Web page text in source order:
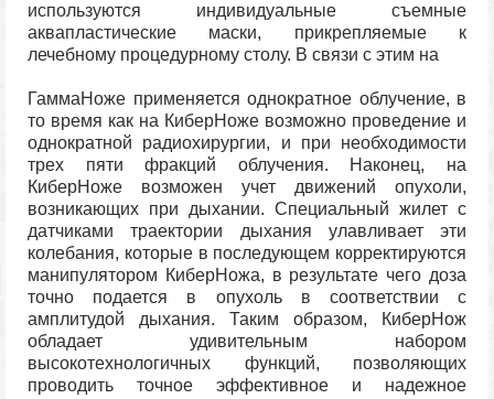
используются индивидуальные съемные
аквапластические маски, прикрепляемые к
лечебному процедурному столу. В связи с этим на
ГаммаНоже применяется однократное облучение, в
то время как на КиберНоже возможно проведение и
однократной радиохирургии, и при необходимости
трех пяти фракций облучения. Наконец, на
КиберНоже возможен учет движений опухоли,
возникающих при дыхании. Специальный жилет с
датчиками траектории дыхания улавливает эти
колебания, которые в последующем корректируются
манипулятором КиберНожа, в результате чего доза
точно подается в опухоль в соответствии с
амплитудой дыхания. Таким образом, КиберНож
обладает удивительным набором
высокотехнологичных функций, позволяющих
проводить точное эффективное и надежное